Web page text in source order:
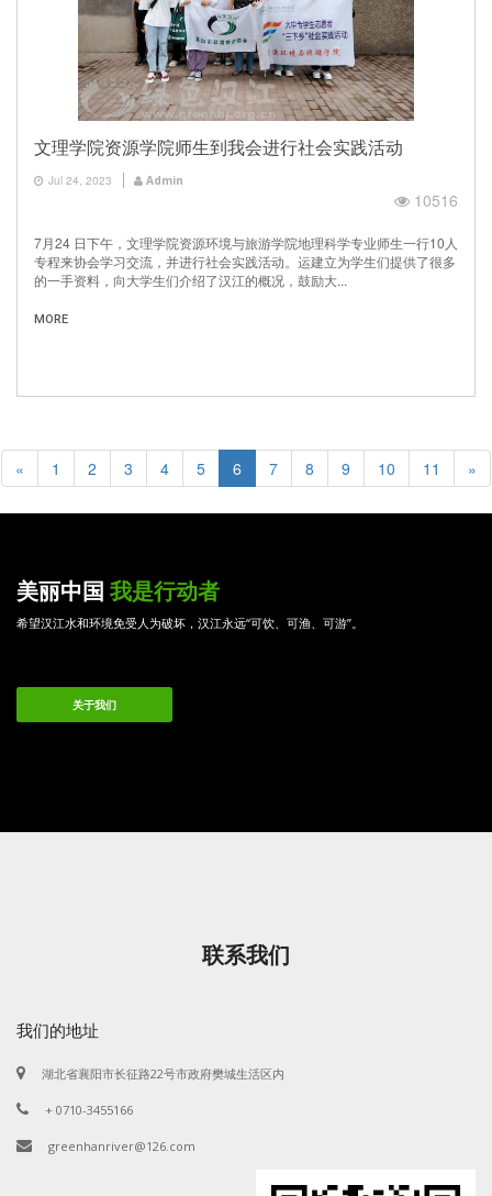
文理学院资源学院师生到我会进行社会实践活动
Jul 24, 2023 Admin
10516
7月24 日下午，文理学院资源环境与旅游学院地理科学专业师生一行10人
专程来协会学习交流，并进行社会实践活动。运建立为学生们提供了很多
的一手资料，向大学生们介绍了汉江的概况，鼓励大...
MORE
« 1 2 3 4 5 6 7 8 9 10 11 »
美丽中国 我是行动者
希望汉江水和环境免受人为破坏，汉江永远“可饮、可渔、可游”。
关于我们
联系我们
我们的地址
湖北省襄阳市长征路22号市政府樊城生活区内
+ 0710-3455166
greenhanriver@126.com